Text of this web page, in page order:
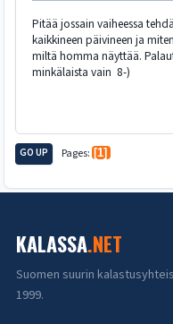
Pitää jossain vaiheessa
kaikkineen päivineen ja
miltä homma näyttää.
minkälaista vain 8-)
GO UP Pages 1
KALASSA.NET
Suomen suurin
1999.